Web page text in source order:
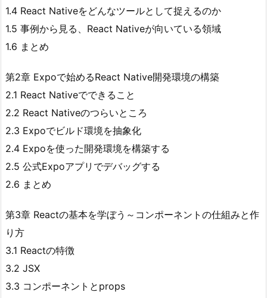
1.4 React Nativeをどんなツールとして捉えるのか
1.5 事例から見る、React Nativeが向いている領域
1.6 まとめ
第2章 Expoで始めるReact Native開発環境の構築
2.1 React Nativeでできること
2.2 React Nativeのつらいところ
2.3 Expoでビルド環境を抽象化
2.4 Expoを使った開発環境を構築する
2.5 公式Expoアプリでデバッグする
2.6 まとめ
第3章 Reactの基本を学ぼう～コンポーネントの仕組みと作
り方
3.1 Reactの特徴
3.2 JSX
3.3 コンポーネントとprops